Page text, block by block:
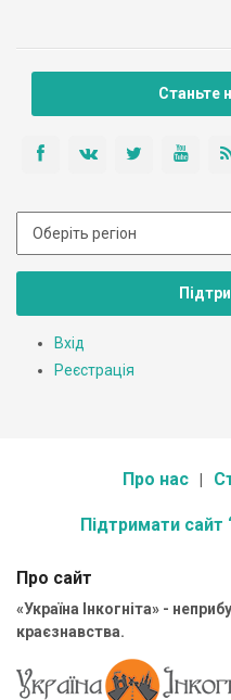
Станьте
Вхід
Реєстрація
Про нас
Підтримати сайт
Про сайт
«Україна Інкогніта» -
краєзнавства.